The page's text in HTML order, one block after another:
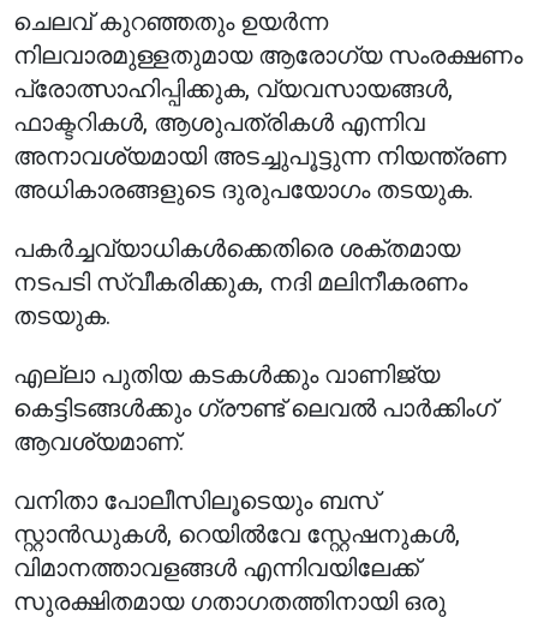
ചെലവ് കുറഞ്ഞതും ഉയർന്ന
നിലവാരമുള്ളതുമായ ആരോഗ്യ സംരക്ഷണം
പ്രോത്സാഹിപ്പിക്കുക, വ്യവസായങ്ങൾ,
ഫാക്ടറികൾ, ആശുപത്രികൾ എന്നിവ
അനാവശ്യമായി അടച്ചുപൂട്ടുന്ന നിയന്ത്രണ
അധികാരങ്ങളുടെ ദുരുപയോഗം തടയുക.
പകർച്ചവ്യാധികൾക്കെതിരെ ശക്തമായ
നടപടി സ്വീകരിക്കുക, നദി മലിനീകരണം
തടയുക.
എല്ലാ പുതിയ കടകൾക്കും വാണിജ്യ
കെട്ടിടങ്ങൾക്കും ഗ്രൗണ്ട് ലെവൽ പാർക്കിംഗ്
ആവശ്യമാണ്.
വനിതാ പോലീസിലൂടെയും ബസ്
സ്റ്റാൻഡുകൾ, റെയിൽവേ സ്റ്റേഷനുകൾ,
വിമാനത്താവളങ്ങൾ എന്നിവയിലേക്ക്
സുരക്ഷിതമായ ഗതാഗതത്തിനായി ഒരു